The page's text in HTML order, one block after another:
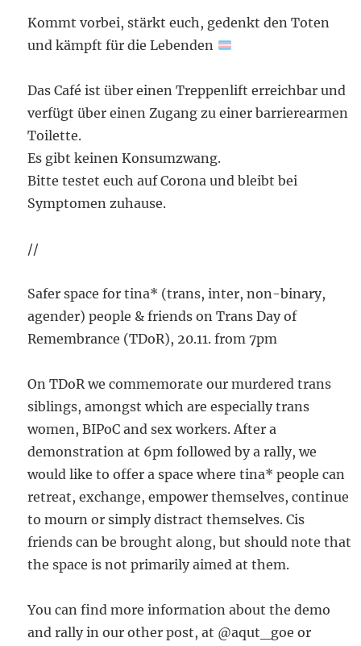
Kommt vorbei, stärkt euch, gedenkt den Toten
und kämpft für die Lebenden
Das Café ist über einen Treppenlift erreichbar und
verfügt über einen Zugang zu einer barrierearmen
Toilette.
Es gibt keinen Konsumzwang.
Bitte testet euch auf Corona und bleibt bei
Symptomen zuhause.
//
Safer space for tina* (trans, inter, non-binary,
agender) people & friends on Trans Day of
Remembrance (TDoR), 20.11. from 7pm
On TDoR we commemorate our murdered trans
siblings, amongst which are especially trans
women, BIPoC and sex workers. After a
demonstration at 6pm followed by a rally, we
would like to offer a space where tina* people can
retreat, exchange, empower themselves, continue
to mourn or simply distract themselves. Cis
friends can be brought along, but should note that
the space is not primarily aimed at them.
You can find more information about the demo
and rally in our other post, at @aqut_goe or